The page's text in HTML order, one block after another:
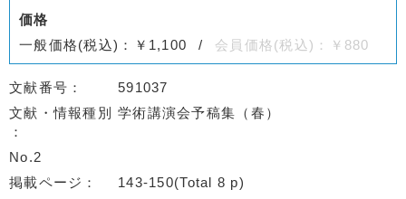
価格
一般価格(税込)：￥1,100
会員価格(税込)：￥880
文献番号
591037
文献・情報種別
学術講演会予稿集（春）
No.2
掲載ページ
143-150(Total 8 p)